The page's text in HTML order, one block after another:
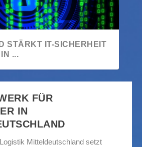
TRANSFORMATION –
LOGISTIKFORUM
U...
STÄRKT IT-SICHERHEIT
...
FÜR
IN
Mitteldeutschland setzt